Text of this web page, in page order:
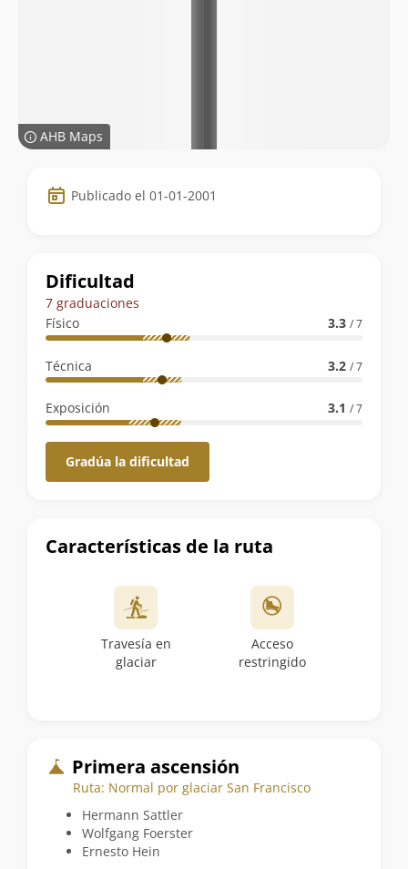
AHB Maps
Datos
de
ruta
Publicado el 01-01-2001
Dificultad
7 graduaciones
Físico
3.3 / 7
Técnica 3.2 / 7
Exposición 3.1 / 7
Gradúa la dificultad
Características de la ruta
Travesía en
glaciar
Acceso
restringido
Primera ascensión
Ruta: Normal por glaciar San Francisco
Hermann Sattler
Wolfgang Foerster
Ernesto Hein